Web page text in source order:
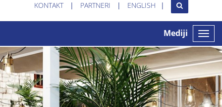
KONTAKT PARTNERI ENGLISH
Toggle
Mediji